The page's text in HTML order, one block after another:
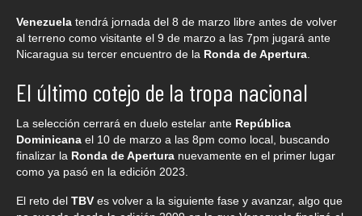
Venezuela tendrá jornada del 8 de marzo libre antes de volver
al terreno como visitante el 9 de marzo a las 7pm jugará ante
Nicaragua su tercer encuentro de la Ronda de Apertura
El último cotejo de la tropa nacional
La selección cerrará en duelo estelar ante República
Dominicana el 10 de marzo a las 8pm como local, buscando
finalizar la Ronda de Apertura nuevamente en el primer lugar
como ya pasó en la edición 2023.
El reto del TBV es volver a la siguiente fase y avanzar, algo que